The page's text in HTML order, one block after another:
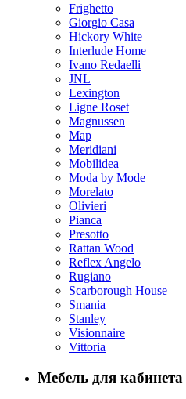
Frighetto
Giorgio Casa
Hickory White
Interlude Home
Ivano Redaelli
JNL
Lexington
Ligne Roset
Magnussen
Map
Meridiani
Mobilidea
Moda by Mode
Morelato
Olivieri
Pianca
Presotto
Rattan Wood
Reflex Angelo
Rugiano
Scarborough House
Smania
Stanley
Visionnaire
Vittoria
Мебель для кабинета